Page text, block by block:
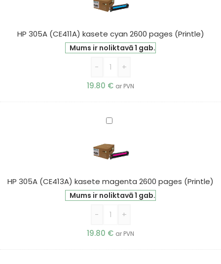
kasete
2600
pages
(Printle)
HP 305A (CE411A) kasete cyan 2600 pages (Printle)
Mums ir noliktavā 1 gab.
-
+
19.80 € ar PVN
HP
(CE413A)
kasete
2600
pages
(Printle)
HP 305A (CE413A) kasete magenta 2600 pages (Printle)
Mums ir noliktavā 1 gab.
-
+
19.80 € ar PVN